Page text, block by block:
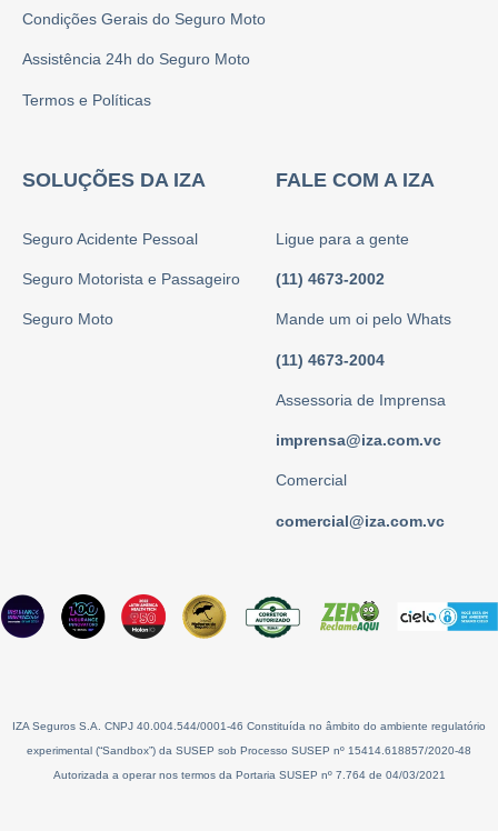
Condições Gerais do Seguro Moto
Assistência 24h do Seguro Moto
Termos e Políticas
SOLUÇÕES DA IZA
Seguro Acidente Pessoal
Seguro Motorista e Passageiro
Seguro Moto
FALE COM A IZA
Ligue para a gente
(11) 4673-2002
Mande um oi pelo Whats
(11) 4673-2004
Assessoria de Imprensa
imprensa@iza.com.vc
Comercial
comercial@iza.com.vc
IZA Seguros S.A. CNPJ 40.004.544/0001-46 Constituída no âmbito do ambiente regulatório
experimental (“Sandbox”) da SUSEP sob Processo SUSEP nº 15414.618857/2020-48
Autorizada a operar nos termos da Portaria SUSEP nº 7.764 de 04/03/2021